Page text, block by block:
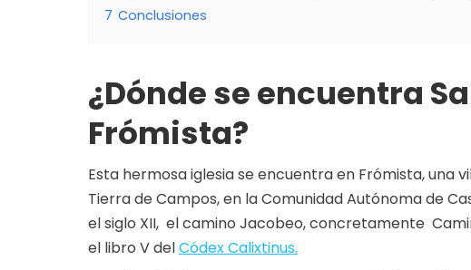
7 Conclusiones
¿Dónde se encuentra
Frómista?
Esta hermosa iglesia se encuentra en Frómista,
Tierra de Campos, en la Comunidad Autónoma de
el siglo XII, el camino Jacobeo, concretamente
el libro V delCódex Calixtinus.